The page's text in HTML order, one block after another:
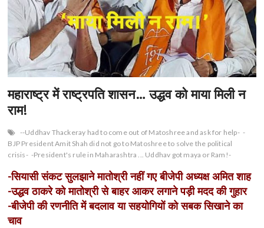
महाराष्ट्र में राष्ट्रपति शासन… उद्धव को माया मिली न
राम!
--Uddhav Thackeray had to come out of Matoshree and ask for help- -
BJP President Amit Shah did not go to Matoshree to solve the political
crisis- -President's rule in Maharashtra ... Uddhav got maya or Ram!-
-सियासी संकट सुलझाने मातोश्री नहीं गए बीजेपी अध्यक्ष अमित शाह
-उद्धव ठाकरे को मातोश्री से बाहर आकर लगाने पड़ी मदद की गुहार
-बीजेपी की रणनीति में बदलाव या सहयोगियों को सबक सिखाने का
चाव